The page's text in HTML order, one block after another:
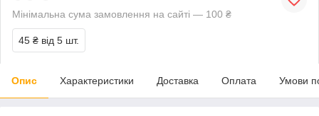
Мінімальна сума замовлення на сайті — 100 ₴
45 ₴ від 5 шт.
Опис Характеристики Доставка Оплата Умови